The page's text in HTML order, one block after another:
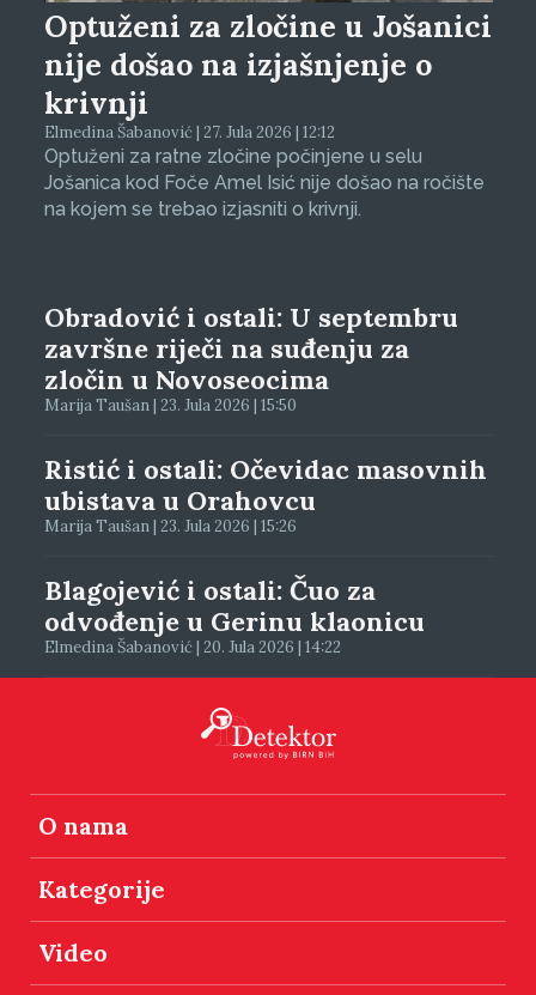
Optuženi za zločine u Jošanici
nije došao na izjašnjenje o
krivnji
Elmedina Šabanović | 27. Jula 2026 | 12:12
Optuženi za ratne zločine počinjene u selu
Jošanica kod Foče Amel Isić nije došao na ročište
na kojem se trebao izjasniti o krivnji.
Obradović i ostali: U septembru
završne riječi na suđenju za
zločin u Novoseocima
Marija Taušan | 23. Jula 2026 | 15:50
Ristić i ostali: Očevidac masovnih
ubistava u Orahovcu
Marija Taušan | 23. Jula 2026 | 15:26
Blagojević i ostali: Čuo za
odvođenje u Gerinu klaonicu
Elmedina Šabanović | 20. Jula 2026 | 14:22
O nama
Kategorije
Video